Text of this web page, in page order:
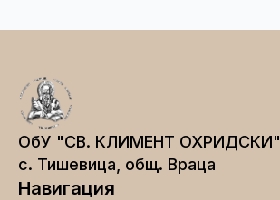
ОбУ "СВ. КЛИМЕНТ ОХРИДСКИ"
с. Тишевица, общ. Враца
Навигация